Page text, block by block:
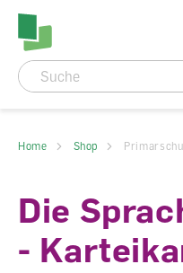
Accesskey
Seitenanfang
Direkt
Hauptnavigation
Direkt
zum
Hauptinhalt
Direkt
zum
Direkt
Home Shop
Die
-